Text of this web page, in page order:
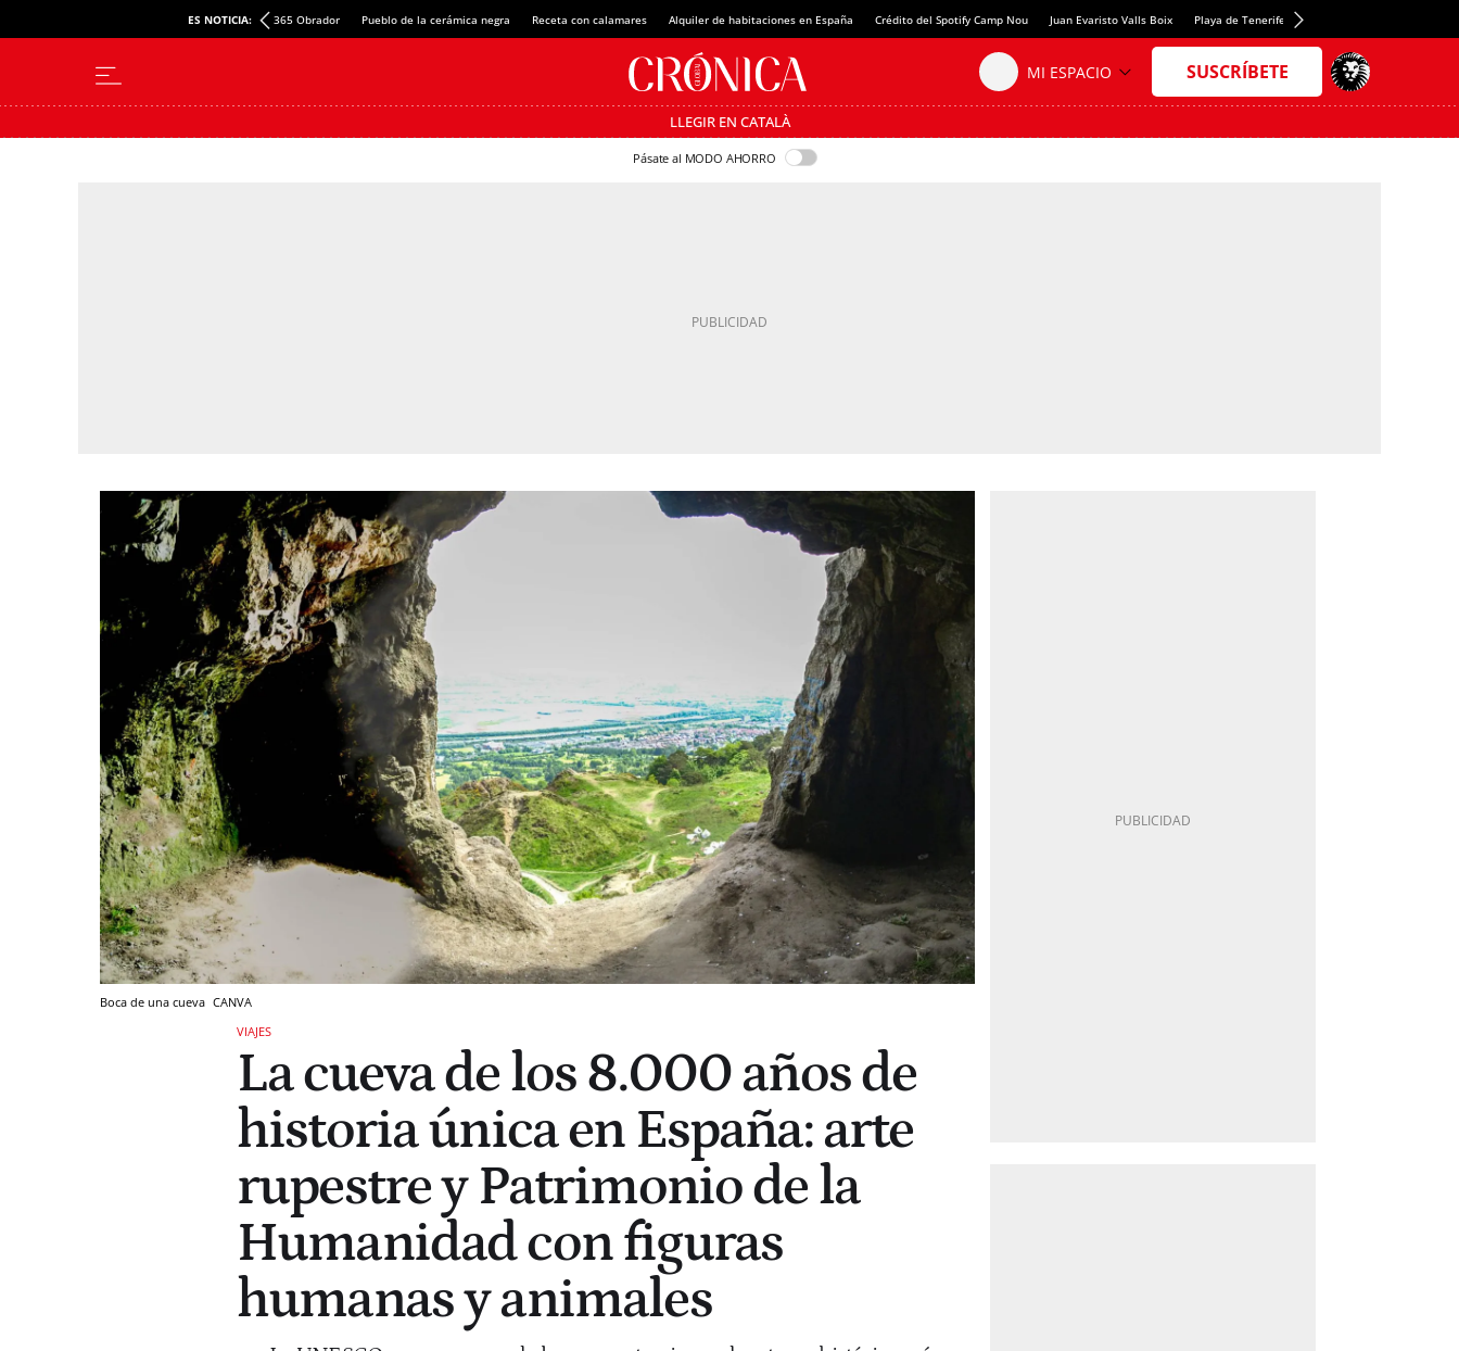
ES NOTICIA:
Nuevas dotaciones Mossos 365 Obrador Pueblo de la cerámica negra Receta con calamares Alquiler de habitaciones en España Crédito del Spotify Camp Nou Juan Evaristo Valls Boix Playa de Tenerife que recomienda National
LLEGIR EN CATALÀ
Pásate al MODO AHORRO
Boca de una cueva CANVA
VIAJES
La cueva de los 8.000 años de
historia única en España: arte
rupestre y Patrimonio de la
Humanidad con figuras
humanas y animales